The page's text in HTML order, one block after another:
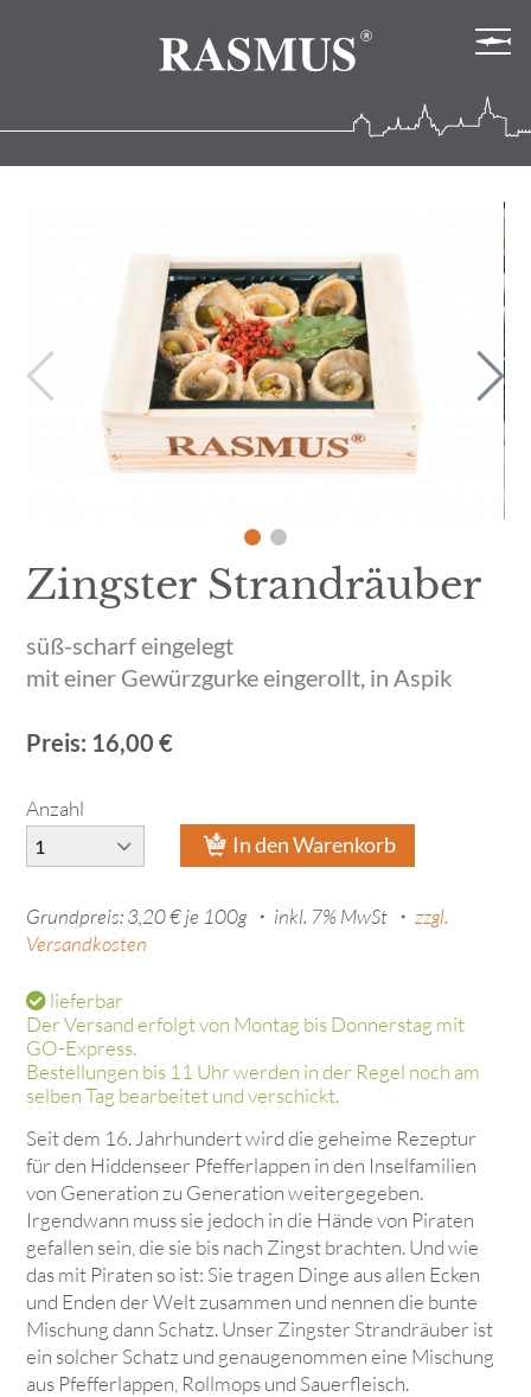
Zingster Strandräuber
süß-scharf eingelegt
mit einer Gewürzgurke eingerollt, in Aspik
Preis: 16,00 €
Anzahl
In den Warenkorb
Grundpreis: 3,20 € je 100g ・ inkl. 7% MwSt ・ zzgl.
Versandkosten
lieferbar
Der Versand erfolgt von Montag bis Donnerstag mit
GO-Express.
Bestellungen bis 11 Uhr werden in der Regel noch am
selben Tag bearbeitet und verschickt.
Seit dem 16. Jahrhundert wird die geheime Rezeptur
für den Hiddenseer Pfefferlappen in den Inselfamilien
von Generation zu Generation weitergegeben.
Irgendwann muss sie jedoch in die Hände von Piraten
gefallen sein, die sie bis nach Zingst brachten. Und wie
das mit Piraten so ist: Sie tragen Dinge aus allen Ecken
und Enden der Welt zusammen und nennen die bunte
Mischung dann Schatz. Unser Zingster Strandräuber ist
ein solcher Schatz und genaugenommen eine Mischung
aus Pfefferlappen, Rollmops und Sauerfleisch.